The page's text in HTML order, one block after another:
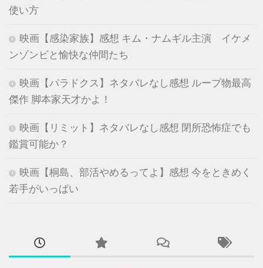
使い方
映画【感染家族】感想 キム・ナムギル主演 イケメ
ンゾンビと愉快な仲間たち
映画【パラドクス】ネタバレなし感想 ループ物最高
傑作 脚本家天才かよ！
映画【リミット】ネタバレなし感想 閉所恐怖症でも
鑑賞可能か？
映画【桐島、部活やめるってよ】感想 今をときめく
若手がいっぱい